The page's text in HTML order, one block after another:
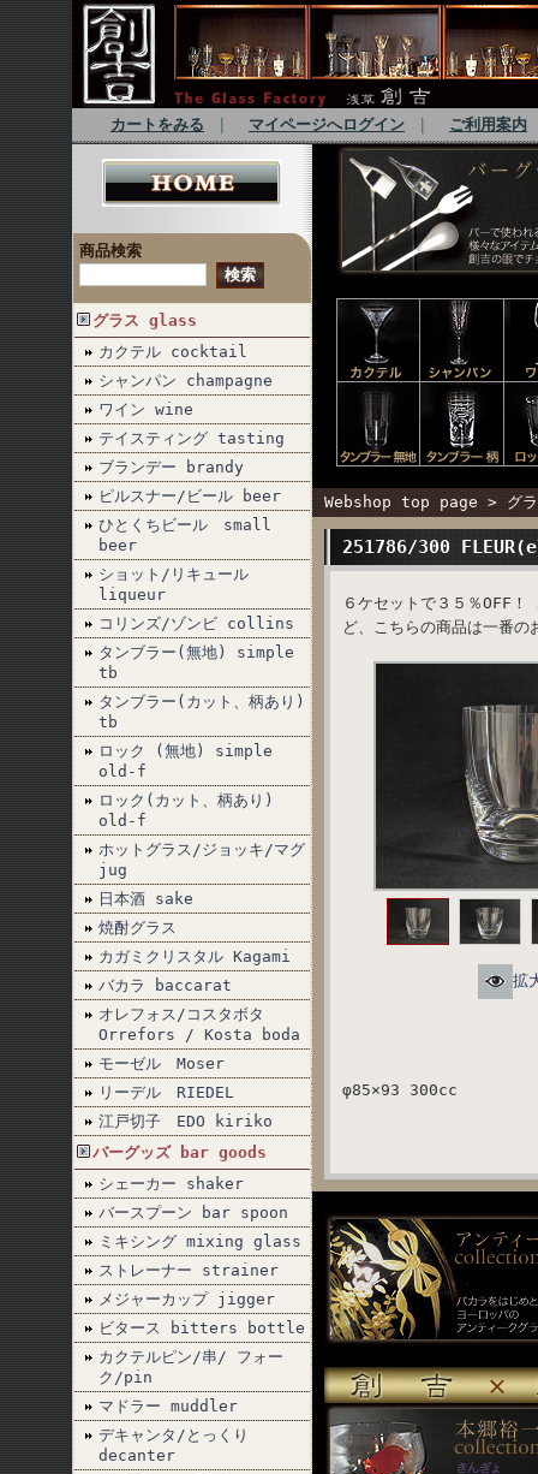
カートをみる マイページへログイン ご利用案内
商品検索
グラス glass
カクテル cocktail
シャンパン champagne
ワイン wine
テイスティング tasting
ブランデー brandy
ピルスナー/ビール beer
ひとくちビール small
beer
ショット/リキュール
liqueur
コリンズ/ゾンビ collins
タンブラー(無地) simple
tb
タンブラー(カット、柄あり)
tb
ロック (無地) simple
old-f
ロック(カット、柄あり)
old-f
ホットグラス/ジョッキ/マグ
jug
日本酒 sake
焼酎グラス
カガミクリスタル Kagami
バカラ baccarat
オレフォス/コスタボタ
Orrefors / Kosta boda
モーゼル Moser
リーデル RIEDEL
江戸切子 EDO kiriko
バーグッズ bar goods
シェーカー shaker
バースプーン bar spoon
ミキシング mixing glass
ストレーナー strainer
メジャーカップ jigger
ビタース bitters bottle
カクテルピン/串/ フォー
ク/pin
マドラー muddler
デキャンタ/とっくり
decanter
Webshop top page > グ
251786/300
６ケセットで３５％OFF
ど、こちらの商品は一番の
拡
φ85×93 300cc